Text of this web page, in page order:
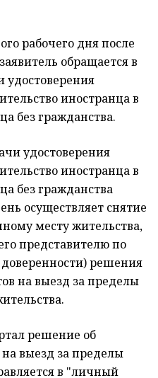
рабочего дня после
обращается в
удостоверения
иностранца в
без гражданства.
удостоверения
иностранца в
без гражданства
осуществляет снятие
месту жительства,
представителю по
решения
на выезд за пределы
решение об
выезд за пределы
в "личный